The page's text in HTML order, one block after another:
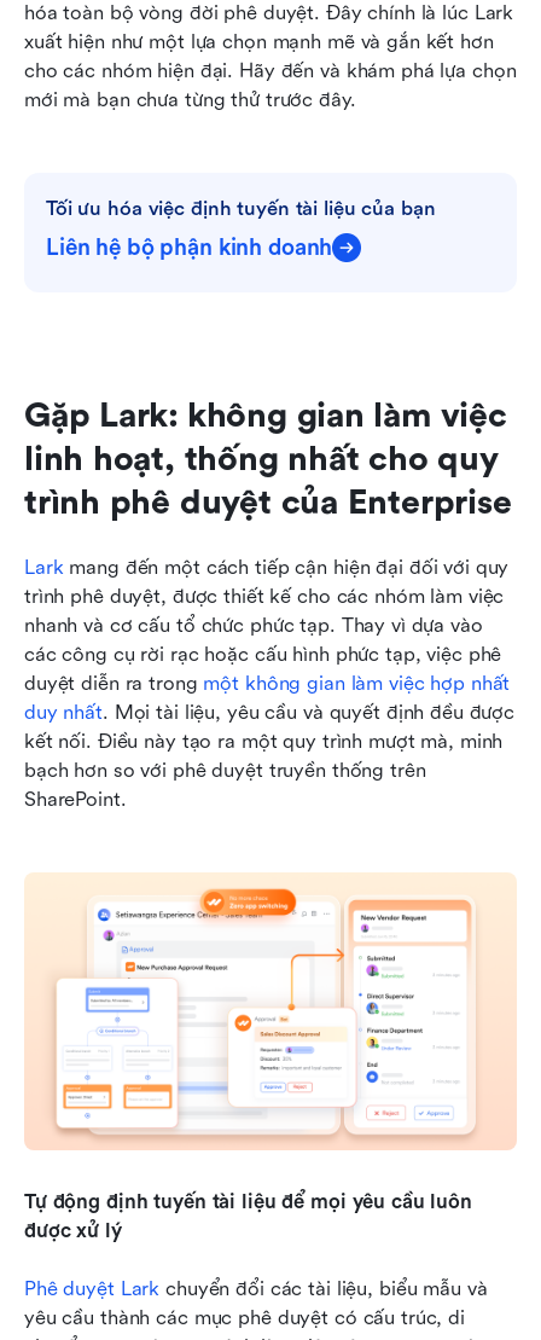
hóa toàn bộ vòng đời phê duyệt. Đây chính là lúc Lark
xuất hiện như một lựa chọn mạnh mẽ và gắn kết hơn
cho các nhóm hiện đại. Hãy đến và khám phá lựa chọn
mới mà bạn chưa từng thử trước đây.
Tối ưu hóa việc định tuyến tài liệu của bạn
Liên hệ bộ phận kinh doanh
Gặp Lark: không gian làm việc
linh hoạt, thống nhất cho quy
trình phê duyệt của Enterprise
Lark mang đến một cách tiếp cận hiện đại đối với quy
trình phê duyệt, được thiết kế cho các nhóm làm việc
nhanh và cơ cấu tổ chức phức tạp. Thay vì dựa vào
các công cụ rời rạc hoặc cấu hình phức tạp, việc phê
duyệt diễn ra trong một không gian làm việc hợp nhất
duy nhất. Mọi tài liệu, yêu cầu và quyết định đều được
kết nối. Điều này tạo ra một quy trình mượt mà, minh
bạch hơn so với phê duyệt truyền thống trên
SharePoint.
Tự động định tuyến tài liệu để mọi yêu cầu luôn
được xử lý
Phê duyệt Lark chuyển đổi các tài liệu, biểu mẫu và
yêu cầu thành các mục phê duyệt có cấu trúc, di